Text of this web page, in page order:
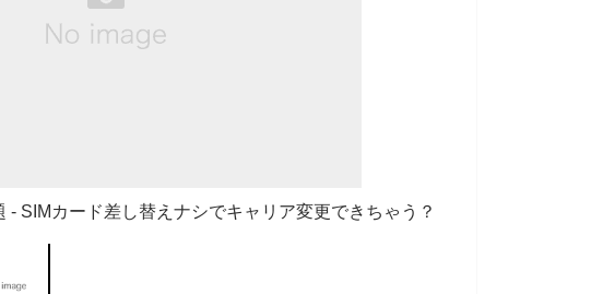
- SIMカード差し替えナシでキャリア変更できちゃう？